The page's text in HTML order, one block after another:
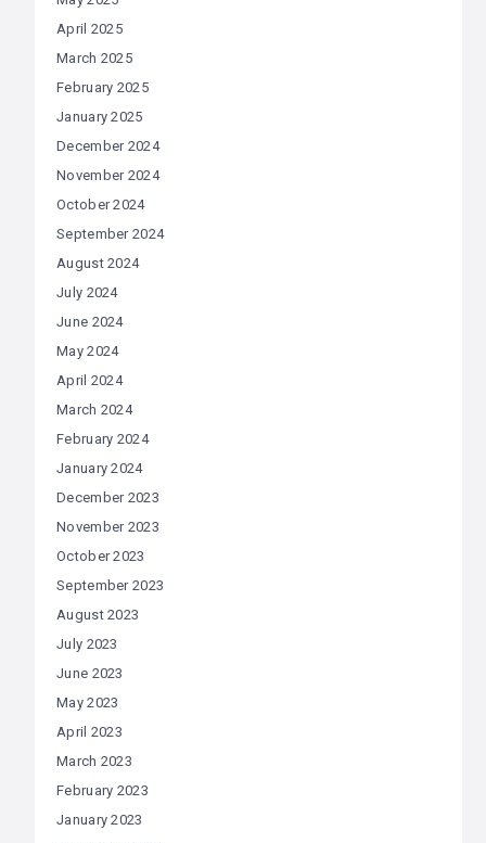
April 2025
March 2025
February 2025
January 2025
December 2024
November 2024
October 2024
September 2024
August 2024
July 2024
June 2024
May 2024
April 2024
March 2024
February 2024
January 2024
December 2023
November 2023
October 2023
September 2023
August 2023
July 2023
June 2023
May 2023
April 2023
March 2023
February 2023
January 2023